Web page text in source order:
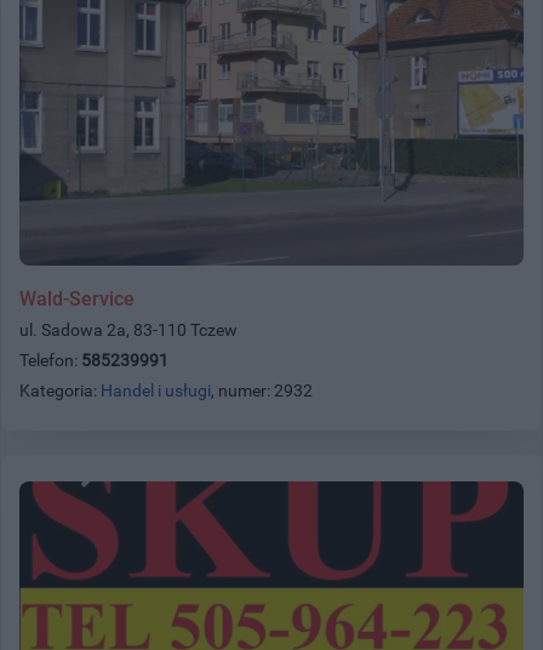
Wald-Service
ul. Sadowa 2a, 83-110 Tczew
Telefon: 585239991
Kategoria: Handel i usługi, numer: 2932